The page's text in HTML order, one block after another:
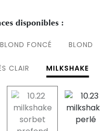
disponibles :
BLOND FONCÉ BLOND
CLAIR MILKSHAKE